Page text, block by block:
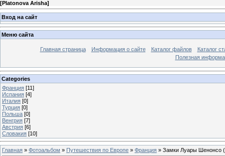
[Platonova Arisha]
Вход на сайт
Меню сайта
Главная страница Информация о сайте Каталог файлов
Каталог
Полезная
Categories
Франция [11]
Испания [4]
Италия [0]
Турция [0]
Польша [0]
Венгрия [7]
Австрия [6]
Словакия [10]
Главная » Фотоальбом » Путешествия по Европе » Франция » Замки Луары Шенонсо